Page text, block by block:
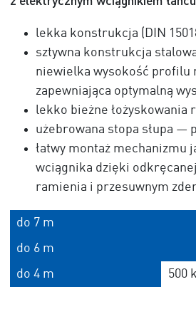
lekka konstrukcja (DIN
sztywna konstrukcja
niewielka wysokość profilu
zapewniająca optymalną
lekko bieżne łożyskowania
użebrowana stopa słupa —
łatwy montaż mechanizmu
wciągnika dzięki odkręcanej
ramienia i przesuwnym
do 7 m
do 6 m
do 4 m
500